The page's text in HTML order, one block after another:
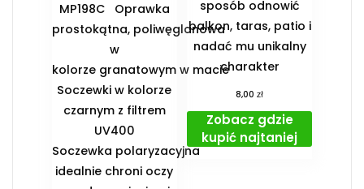
MP198C Oprawka
prostokątna, poliwęglanowa
w
kolorze granatowym w macie
Soczewki w kolorze
czarnym z filtrem
UV400
Soczewka polaryzacyjna
idealnie chroni oczy
sposób odnowić
balkon, taras, patio i
nadać mu unikalny
charakter
8,00zł
Zobacz gdzie
kupić najtaniej